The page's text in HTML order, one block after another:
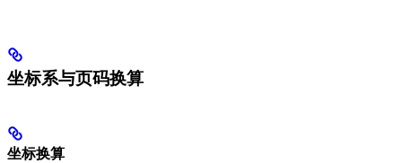
坐标系与页码换算
坐标换算